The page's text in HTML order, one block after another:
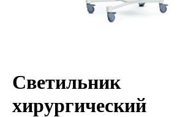
Хирургическое оборудование
Светильник
хирургический